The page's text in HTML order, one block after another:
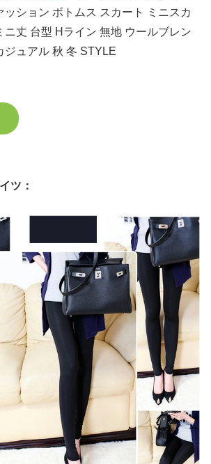
ッション ボトムス スカート ミニスカ
ニ丈 台型 Hライン 無地 ウールブレン
ジュアル 秋 冬 STYLE
ツ：